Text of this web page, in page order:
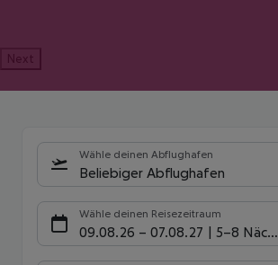
Next
Wähle deinen Abflughafen
Beliebiger Abflughafen
Wähle deinen Reisezeitraum
09.08.26 – 07.08.27 5-8 Nächte